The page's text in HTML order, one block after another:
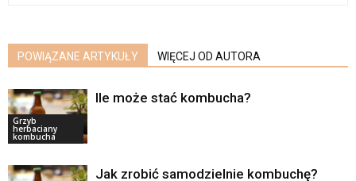
POWIĄZANE ARTYKUŁY WIĘCEJ OD AUTORA
Grzyb
herbaciany
kombucha
Ile może stać kombucha?
Jak zrobić samodzielnie kombuchę?